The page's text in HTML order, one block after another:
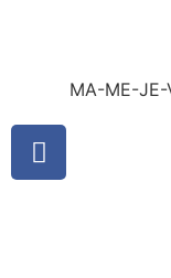
MA-ME-